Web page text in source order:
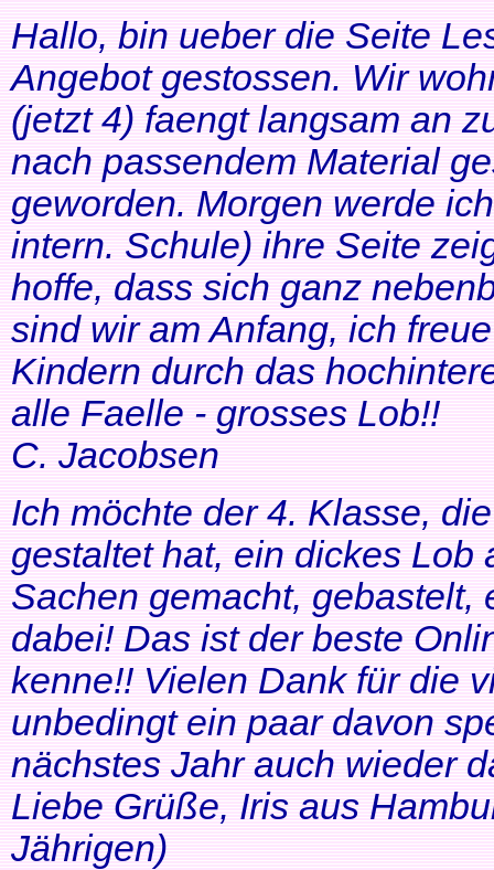
Hallo, bin ueber die Seite
Angebot gestossen. Wir
(jetzt 4) faengt langsam an
nach passendem Material
geworden. Morgen werde
intern. Schule) ihre Seite
hoffe, dass sich ganz
sind wir am Anfang, ich
Kindern durch das
alle Faelle - grosses Lob!!
C. Jacobsen
Ich möchte der 4. Klasse,
gestaltet hat, ein dickes Lob
Sachen gemacht, gebastelt,
dabei! Das ist der beste
kenne!! Vielen Dank für die
unbedingt ein paar davon
nächstes Jahr auch wieder
Liebe Grüße, Iris aus
Jährigen)